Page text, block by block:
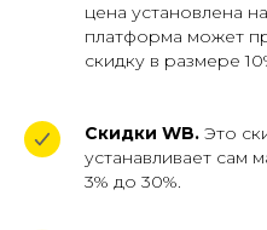
цена установлена
платформа может
скидку в размере
Скидки WB. Это
устанавливает сам
3% до 30%.